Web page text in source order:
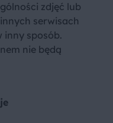
zdjęć lub
serwisach
inny sposób.
nie będą